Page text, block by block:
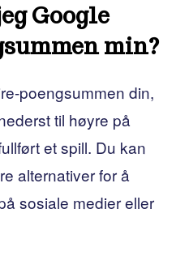
Google
min?
poengsummen din,
til høyre på
et spill. Du kan
alternativer for å
sosiale medier eller